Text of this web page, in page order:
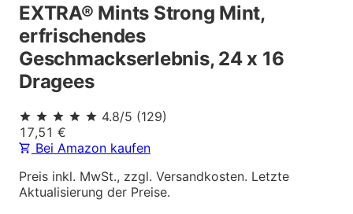
EXTRA® Mints Strong Mint,
erfrischendes
Geschmackserlebnis, 24 x 16
Dragees
4.8/5 (129)
17,51 €
Bei Amazon kaufen
Preis inkl. MwSt., zzgl. Versandkosten. Letzte
Aktualisierung der Preise.